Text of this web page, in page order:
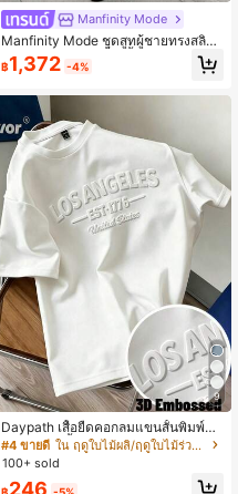
Manfinity Mode
Manfinity Mode ชุดสูทผู้ชายทรงสลิม
ฟิต สีดำหรูหรา 2 ชิ้น เสื้อเบลเซอร์และก
างเกง สำหรับงานเลี้ยงค่ำ ธุรกิจฤดูใบไ
ลาสสิกสีเข้ม สำหรับพิธีการ
฿1,372 -4%
9
Daypath เสื้อยืดคอกลมแขนสั้นพิมพ์ลา
ยตัวอักษรสีพื้นสำหรับผู้ชาย, ฤดูร้อน
#4 ขายดี
ใน ฤดูใบไม้ผลิ/ฤดูใบไม้ร่วง เสื้อยืดผู้ชาย
100+ sold
246